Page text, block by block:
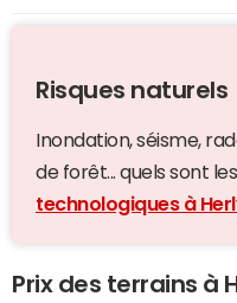
Risques naturels
Inondation, séisme,
de forêt... quels sont les
technologiques à
Prix des terrains à